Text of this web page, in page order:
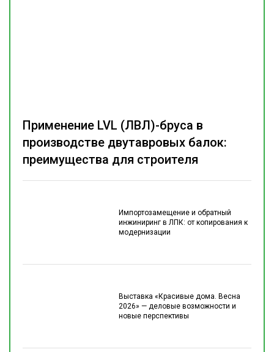
Импортозамещение и обратный
инжиниринг в ЛПК: от копирования к
модернизации
Выставка «Красивые дома. Весна
2026» — деловые возможности и
новые перспективы
Применение LVL (ЛВЛ)-бруса в
производстве двутавровых балок:
преимущества для строителя